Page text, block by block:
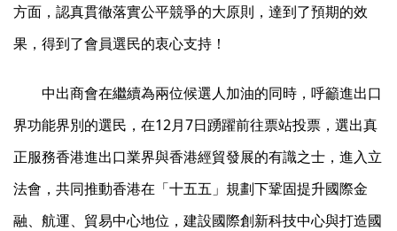
方面，認真貫徹落實公平競爭的大原則，達到了預期的效
果，得到了會員選民的衷心支持！
中出商會在繼續為兩位候選人加油的同時，呼籲進出口
界功能界別的選民，在12月7日踴躍前往票站投票，選出真
正服務香港進出口業界與香港經貿發展的有識之士，進入立
法會，共同推動香港在「十五五」規劃下鞏固提升國際金
融、航運、貿易中心地位，建設國際創新科技中心與打造國